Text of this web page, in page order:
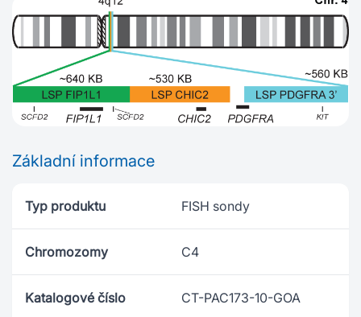
Základní informace
Typ produktu FISH sondy
Chromozomy C4
Katalogové číslo CT-PAC173-10-GOA